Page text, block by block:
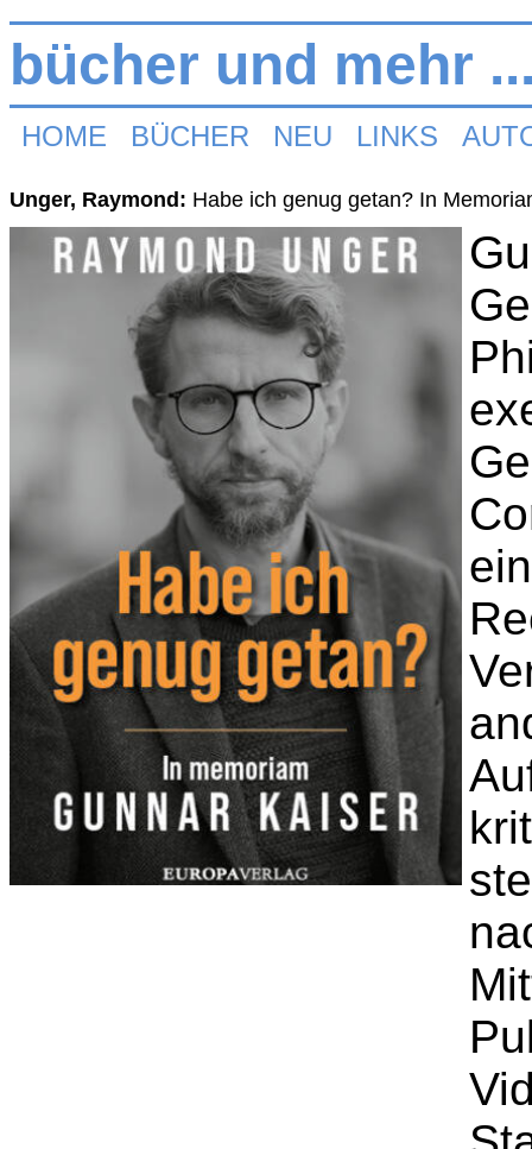
bücher und mehr
HOME BÜCHER NEU LINKS
Unger, Raymond: Habe ich genug getan? In